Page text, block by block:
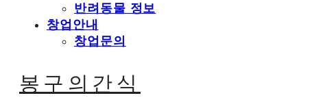
반려동물 정보
창업안내
창업문의
봉구의간식